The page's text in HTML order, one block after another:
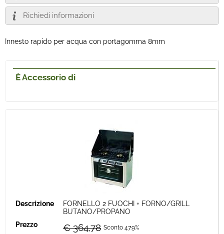
Richiedi informazioni
Innesto rapido per acqua con portagomma 8mm
È Accessorio di
FORNELLO 2 FUOCHI + FORNO/GRILL
BUTANO/PROPANO
€ 364,78 Sconto 47.9%